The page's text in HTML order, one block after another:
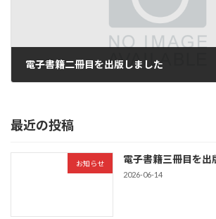
電子書籍二冊目を出版しました
最近の投稿
お知らせ 電子書籍三冊目を出
2026-06-14